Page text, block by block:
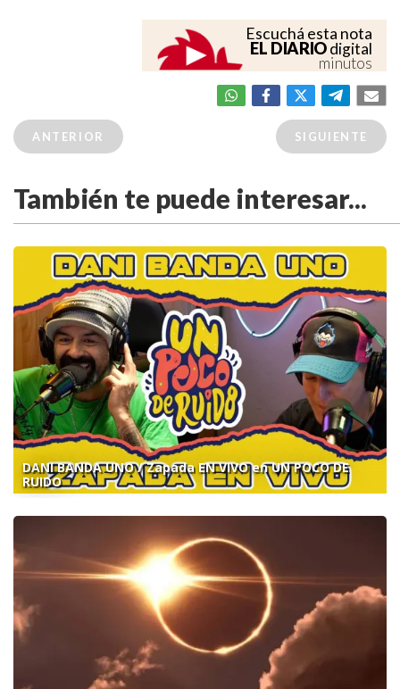
Escuchá esta nota
EL DIARIOdigital
minutos
ANTERIOR SIGUIENTE
También te puede interesar...
DANI BANDA UNO / Zapada EN VIVO en UN POCO DE
RUIDO